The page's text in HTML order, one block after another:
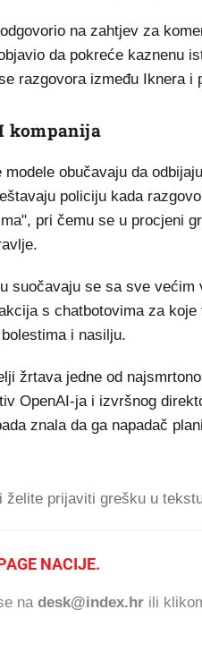
na zahtjev za
da pokreće kaznenu
razgovora između Iknera i
kompanija
obučavaju da
policiju kada
pri čemu se u procjeni
suočavaju se sa sve
s chatbotovima za
i nasilju.
žrtava jedne od
OpenAI-ja i izvršnog
znala da ga napadač
želite prijaviti grešku u
NACIJE.
na desk@index.hr ili